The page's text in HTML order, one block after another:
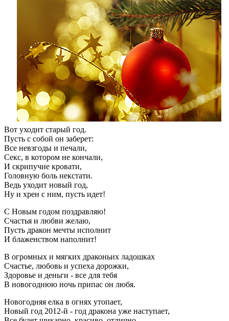
Вот уходит старый год.
Пуcть с собой он заберет:
Все невзгоды и печали,
Секс, в котором не кончали,
И скрипучие кровати,
Головную боль некстати.
Ведь уходит новый год,
Ну и хрен с ним, пусть идет!
С Новым годом поздравляю!
Счастья и любви желаю,
Пусть дракон мечты исполнит
И блаженством наполнит!
В огромных и мягких драконьих ладошках
Счастье, любовь и успеха дорожки,
Здоровье и деньги - все для тебя
В новогоднюю ночь припас он любя.
Новогодняя елка в огнях утопает,
Новый год 2012-й - год дракона уже наступает,